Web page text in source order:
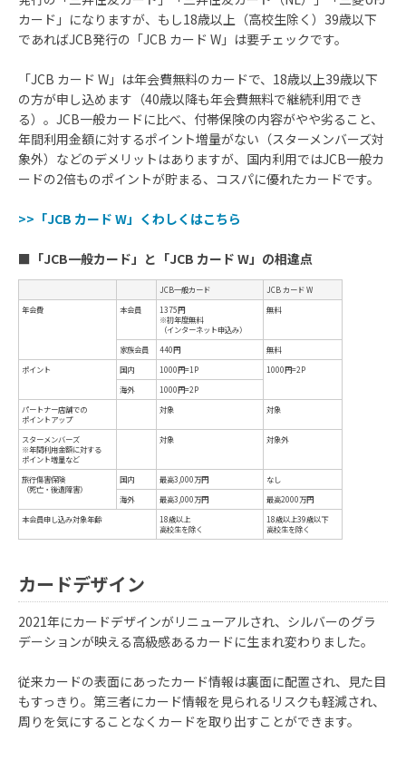
カード」になりますが、もし18歳以上（高校生除く）39歳以下
であればJCB発行の「JCB カード W」は要チェックです。
「JCB カード W」は年会費無料のカードで、18歳以上39歳以下
の方が申し込めます（40歳以降も年会費無料で継続利用でき
る）。JCB一般カードに比べ、付帯保険の内容がやや劣ること、
年間利用金額に対するポイント増量がない（スターメンバーズ対
象外）などのデメリットはありますが、国内利用ではJCB一般カ
ードの2倍ものポイントが貯まる、コスパに優れたカードです。
>>「JCB カード W」くわしくはこちら
■ 「JCB一般カード」と「JCB カード W」の相違点
カードデザイン
2021年にカードデザインがリニューアルされ、シルバーのグラ
デーションが映える高級感あるカードに生まれ変わりました。
従来カードの表面にあったカード情報は裏面に配置され、見た目
もすっきり。第三者にカード情報を見られるリスクも軽減され、
周りを気にすることなくカードを取り出すことができます。